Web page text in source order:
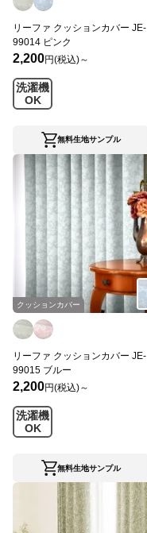
リーファ クッションカバー JE-
99014 ピンク
2,200円(税込)～
洗濯機
OK
無料生地サンプル
クッションカバー
リーファ クッションカバー JE-
99015 ブルー
2,200円(税込)～
洗濯機
OK
無料生地サンプル